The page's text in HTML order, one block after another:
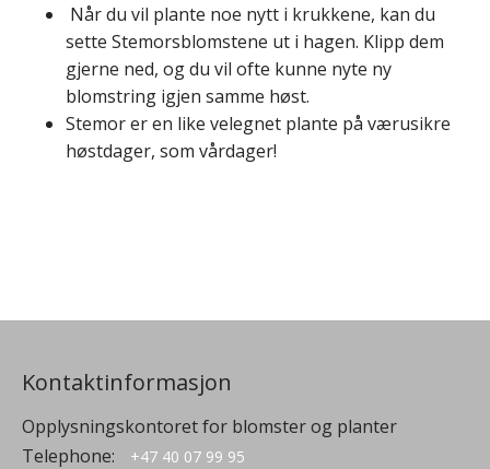
Når du vil plante noe nytt i krukkene, kan du
sette Stemorsblomstene ut i hagen. Klipp dem
gjerne ned, og du vil ofte kunne nyte ny
blomstring igjen samme høst.
Stemor er en like velegnet plante på værusikre
høstdager, som vårdager!
Kontaktinformasjon
Opplysningskontoret for blomster og planter
Telephone:
+47 40 07 99 95